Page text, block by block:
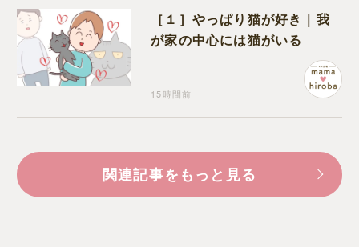
［１］やっぱり猫が好き｜我
が家の中心には猫がいる
15時間前
関連記事をもっと見る